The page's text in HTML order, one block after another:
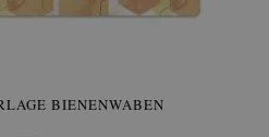
BIENENWABEN